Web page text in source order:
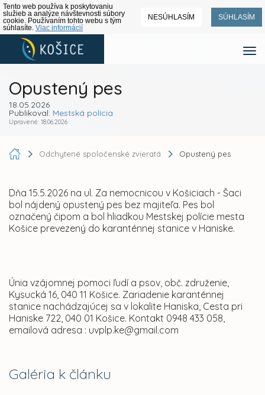
Tento web používa k poskytovaniu
služieb a analýze návštevnosti súbory
cookie. Používaním tohto webu s tým
súhlasíte. Viac informácií
NESÚHLASÍM SÚHLASÍM
Opustený pes
18.05.2026
Publikoval: Mestská polícia
Upravené: 18.06.2026
Galéria k článku
Odchytené spoločenské zvieratá Opustený pes
Dňa 15.5.2026 na ul. Za nemocnicou v Košiciach - Šaci
bol nájdený opustený pes bez majiteľa. Pes bol
označený čipom a bol hliadkou Mestskej polície mesta
Košice prevezený do karanténnej stanice v Haniske.
Únia vzájomnej pomoci ľudí a psov, obč. združenie,
Kysucká 16, 040 11 Košice. Zariadenie karanténnej
stanice nachádzajúcej sa v lokalite Haniska, Cesta pri
Haniske 722, 040 01 Košice. Kontakt 0948 433 058,
emailová adresa : uvplp.ke@gmail.com